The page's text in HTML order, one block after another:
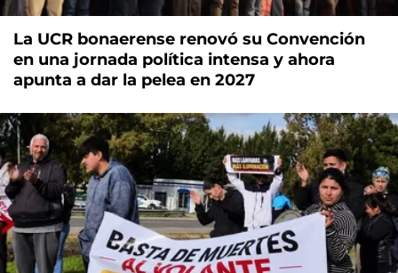
La UCR bonaerense renovó su Convención
en una jornada política intensa y ahora
apunta a dar la pelea en 2027